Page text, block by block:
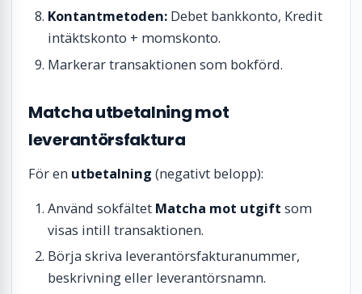
Kontantmetoden: Debet bankkonto, Kredit
intäktskonto + momskonto.
Markerar transaktionen som bokförd.
Matcha utbetalning mot
leverantörsfaktura
För en utbetalning (negativt belopp):
Använd sokfältet Matcha mot utgift som
visas intill transaktionen.
Börja skriva leverantörsfakturanummer,
beskrivning eller leverantörsnamn.